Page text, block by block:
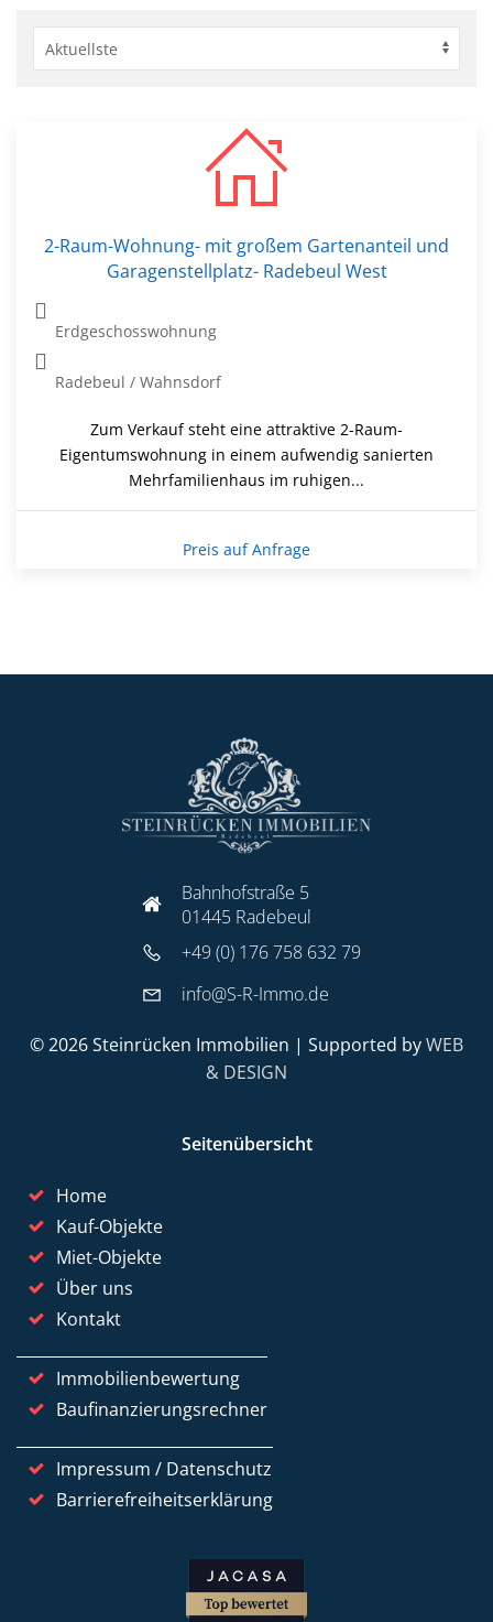
2-Raum-Wohnung- mit großem Gartenanteil und
Garagenstellplatz- Radebeul West
Erdgeschosswohnung
Radebeul / Wahnsdorf
Zum Verkauf steht eine attraktive 2-Raum-
Eigentumswohnung in einem aufwendig sanierten
Mehrfamilienhaus im ruhigen...
Preis auf Anfrage
Bahnhofstraße 5
01445 Radebeul
+49 (0) 176 758 632 79
info@S-R-Immo.de
© 2026 Steinrücken Immobilien | Supported byWEB
& DESIGN
Seitenübersicht
Home
Kauf-Objekte
Miet-Objekte
Über uns
Kontakt
Immobilienbewertung
Baufinanzierungsrechner
Impressum / Datenschutz
Barrierefreiheitserklärung